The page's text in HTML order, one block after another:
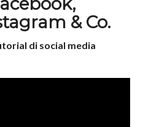
& Co.
di social media